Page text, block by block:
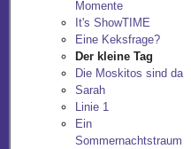
Momente
It's ShowTIME
Eine Keksfrage?
Der kleine Tag
Die Moskitos sind da
Sarah
Linie 1
Ein
Sommernachtstraum